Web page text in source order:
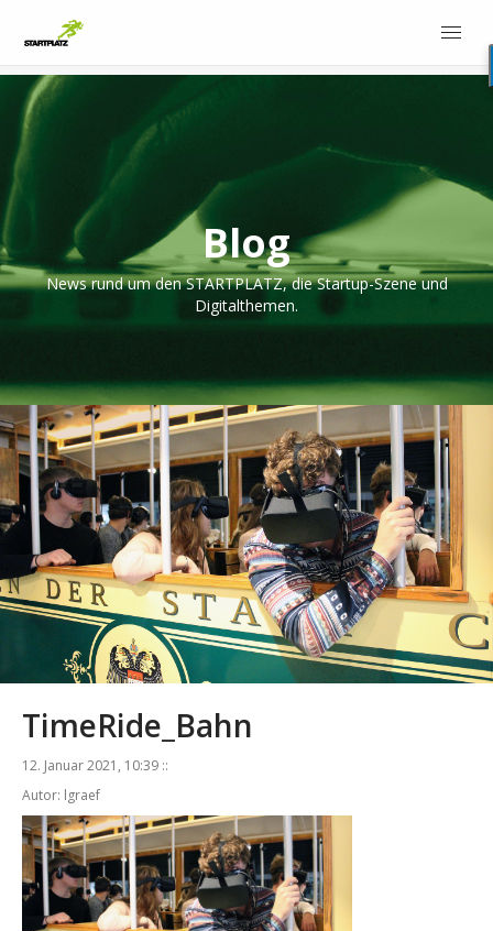
Blog
News rund um den STARTPLATZ, die Startup-Szene und
Digitalthemen.
TimeRide_Bahn
12. Januar 2021, 10:39 ::
Autor: lgraef